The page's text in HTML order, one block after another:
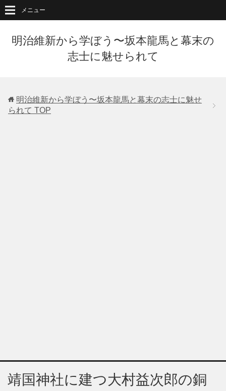
明治維新から学ぼう〜坂本龍馬と幕末の
志士に魅せられて
メニュー
明治維新から学ぼう〜坂本龍馬と幕末の志士に魅せ
られて TOP
靖国神社に建つ大村益次郎の銅